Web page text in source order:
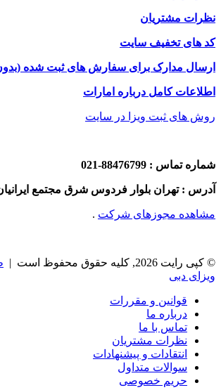
نظرات مشتریان
کد های تخفیف سایت
ارسال مدارک برای سفارش های ثبت شده
اطلاعات کامل درباره امارات
روش های ثبت ویزا در سایت
شماره تماس : 88476799-021
آدرس : تهران بلوار فردوس شرق مجتمع ایرانیان
مشاهده مجوزهای شرکت .
© کپی رایت 2026, کلیه حقوق محفوظ است |
ویزای دبی
قوانین و مقررات
درباره ما
تماس با ما
نظرات مشتریان
انتقادات و پیشنهادات
سوالات متداول
حریم خصوصی